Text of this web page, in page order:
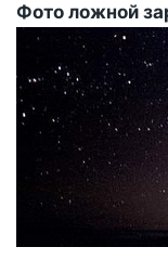
Фото ложной